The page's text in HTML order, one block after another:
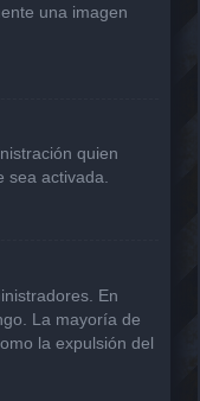
una imagen
quien
activada.
En
La mayoría de
la expulsión del